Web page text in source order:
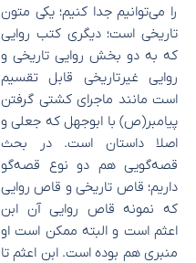
را می‌توانیم جدا کنیم؛ یکی متون
تاریخی است؛ دیگری کتب روایی
که به دو بخش روایی تاریخی و
روایی غیرتاریخی قابل تقسیم
است مانند ماجرای کشتی گرفتن
پیامبر(ص) با ابوجهل که جعلی و
اصلا داستان است. در بحث
قصه‌گویی هم دو نوع قصه‌گو
داریم؛ قاص تاریخی و قاص روایی
که نمونه قاص روایی آن ابن
اعثم است و البته ممکن است او
منبری هم بوده است. ابن اعثم تا